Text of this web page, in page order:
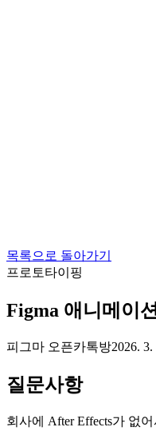
목록으로 돌아가기
프로토타이핑
Figma 애니메이
피그마 오픈카톡방2026. 3.
질문사항
회사에 After Effects가 없